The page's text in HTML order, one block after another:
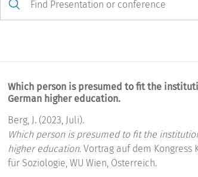
Which person is presumed to fit the
German higher education.
Berg, J. (2023, Juli).
Which person is presumed to fit the
higher education. Vortrag auf dem Kongress
für Soziologie, WU Wien, Österreich.